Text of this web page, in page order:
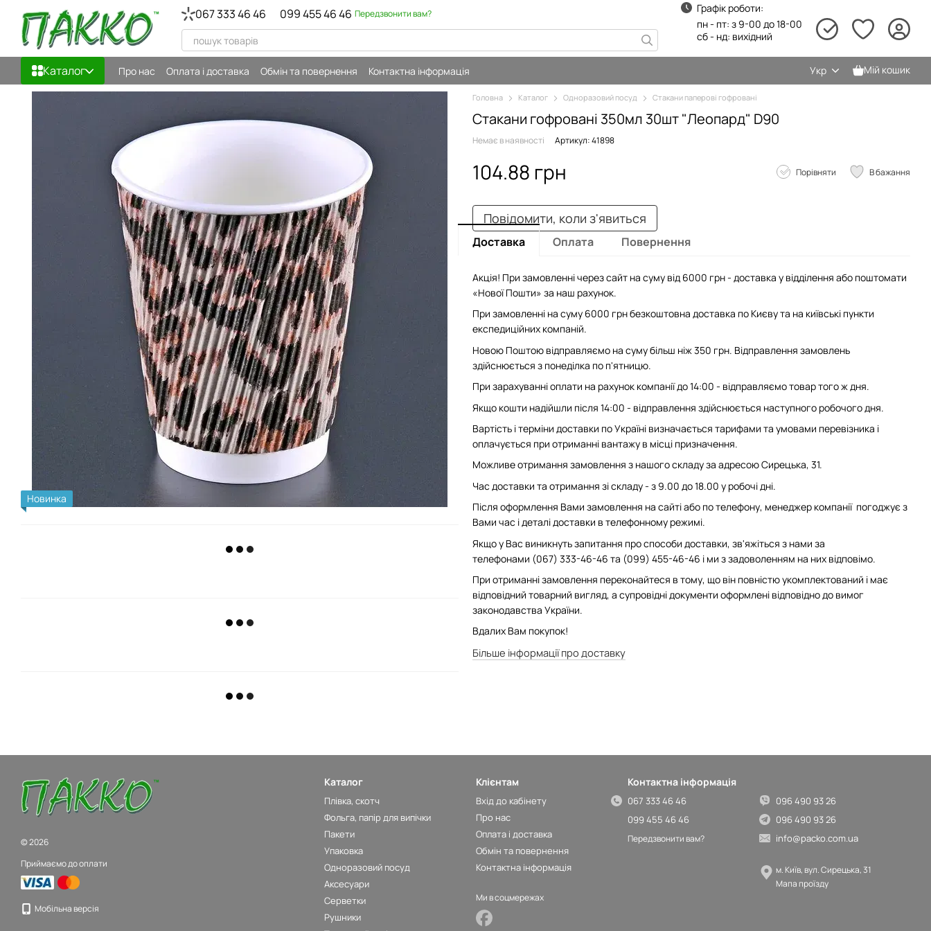
Перейти до основного контенту 067 333 46 46 099 455 46 46 Передзвонити вам?
Графік роботи:
пн - пт: з 9-00 до 18-00
сб - нд: вихідний
Каталог Про нас Оплата і доставка Обмін та повернення Контактна інформація Укр Мій кошик
Новинка
Головна Каталог Одноразовий посуд Стакани паперові гофровані
Стакани гофровані 350мл 30шт "Леопард" D90
Немає в наявності Артикул: 41898
104.88 грн Порівняти В бажання
Повідомити, коли з'явиться
Доставка Оплата Повернення
Акція! При замовленні через сайт на суму від 6000 грн - доставка у відділення або поштомати
«Нової Пошти» за наш рахунок.
При замовленні на суму 6000 грн безкоштовна доставка по Києву та на київські пункти
експедиційних компаній.
Новою Поштою відправляємо на суму більш ніж 350 грн. Відправлення замовлень
здійснюється з понеділка по п'ятницю.
При зарахуванні оплати на рахунок компанії до 14:00 - відправляємо товар того ж дня.
Якщо кошти надійшли після 14:00 - відправлення здійснюється наступного робочого дня.
Вартість і терміни доставки по Україні визначається тарифами та умовами перевізника і
оплачується при отриманні вантажу в місці призначення.
Можливе отримання замовлення з нашого складу за адресою Сирецька, 31.
Час доставки та отримання зі складу - з 9.00 до 18.00 у робочі дні.
Після оформлення Вами замовлення на сайті або по телефону, менеджер компанії погоджує з
Вами час і деталі доставки в телефонному режимі.
Якщо у Вас виникнуть запитання про способи доставки, зв'яжіться з нами за
телефонами (067) 333-46-46 та (099) 455-46-46 і ми з задоволенням на них відповімо.
При отриманні замовлення переконайтеся в тому, що він повністю укомплектований і має
відповідний товарний вигляд, а супровідні документи оформлені відповідно до вимог
законодавства України.
Вдалих Вам покупок!
Більше інформації про доставку
© 2026
Приймаємо до оплати
Мобільна версія
Каталог
Плівка, скотч
Фольга, папір для випічки
Пакети
Упаковка
Одноразовий посуд
Аксесуари
Серветки
Рушники
Клієнтам
Вхід до кабінету
Про нас
Оплата і доставка
Обмін та повернення
Контактна інформація
Ми в соцмережах
Контактна інформація
067 333 46 46
099 455 46 46
Передзвонити вам?
096 490 93 26
096 490 93 26
info@packo.com.ua
м. Київ, вул. Сирецька, 31
Мапа проїзду